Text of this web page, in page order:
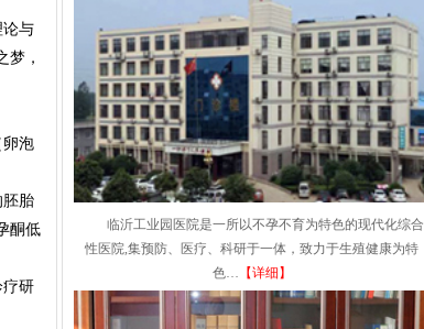
论与
梦，
卵泡
胚胎
酮低
疗研
临沂工业园医院是一所以不孕不育为特色的现代化综合
性医院,集预防、医疗、科研于一体，致力于生殖健康为特
色… 【详细】